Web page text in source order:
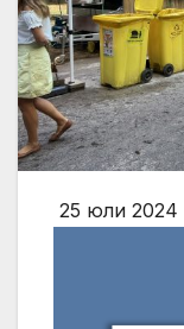
25 юли 2024